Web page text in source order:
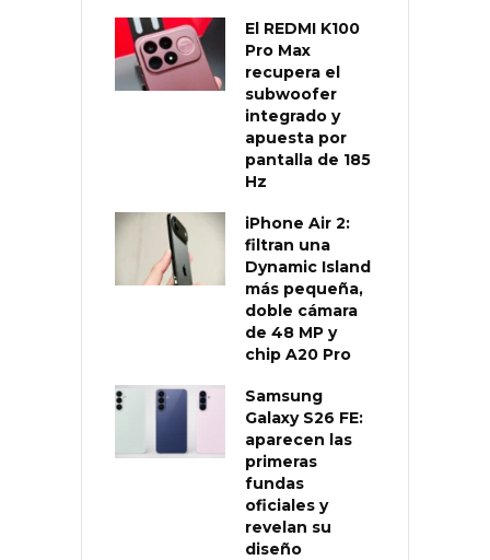
El REDMI K100
Pro Max
recupera el
subwoofer
integrado y
apuesta por
pantalla de 185
Hz
iPhone Air 2:
filtran una
Dynamic Island
más pequeña,
doble cámara
de 48 MP y
chip A20 Pro
Samsung
Galaxy S26 FE:
aparecen las
primeras
fundas
oficiales y
revelan su
diseño